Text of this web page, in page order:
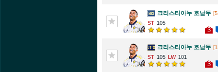
크리스티아누 호날두
105
3
크리스티아누 호날두
105
101
3